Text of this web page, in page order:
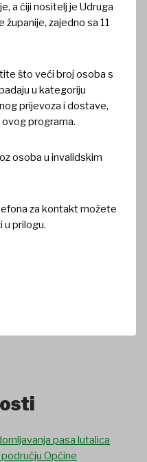
a čiji nositelj je Udruga
zajedno sa 11
što veći broj osoba s
u kategoriju
prijevoza i dostave,
programa.
osoba u invalidskim
za kontakt možete
u prilogu.